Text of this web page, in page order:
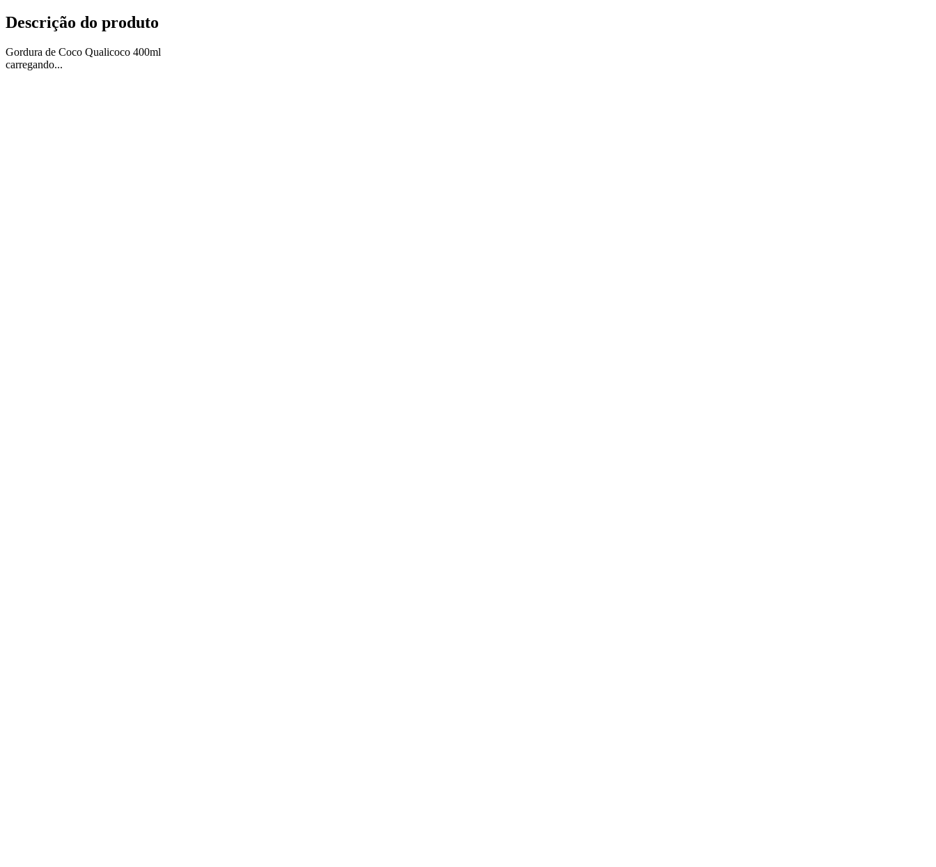
Descrição do produto
Gordura de Coco Qualicoco 400ml
carregando...